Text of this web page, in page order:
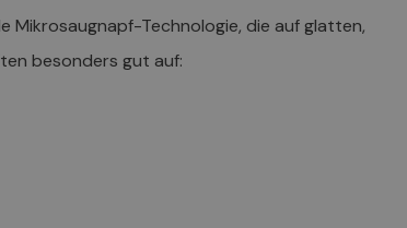
Mikrosaugnapf-Technologie, die auf glatten,
besonders gut auf: